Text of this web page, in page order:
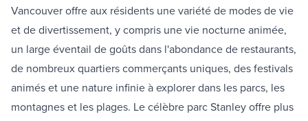
Vancouver offre aux résidents une variété de modes de vie
et de divertissement, y compris une vie nocturne animée,
un large éventail de goûts dans l'abondance de restaurants,
de nombreux quartiers commerçants uniques, des festivals
animés et une nature infinie à explorer dans les parcs, les
montagnes et les plages. Le célèbre parc Stanleyoffre plus